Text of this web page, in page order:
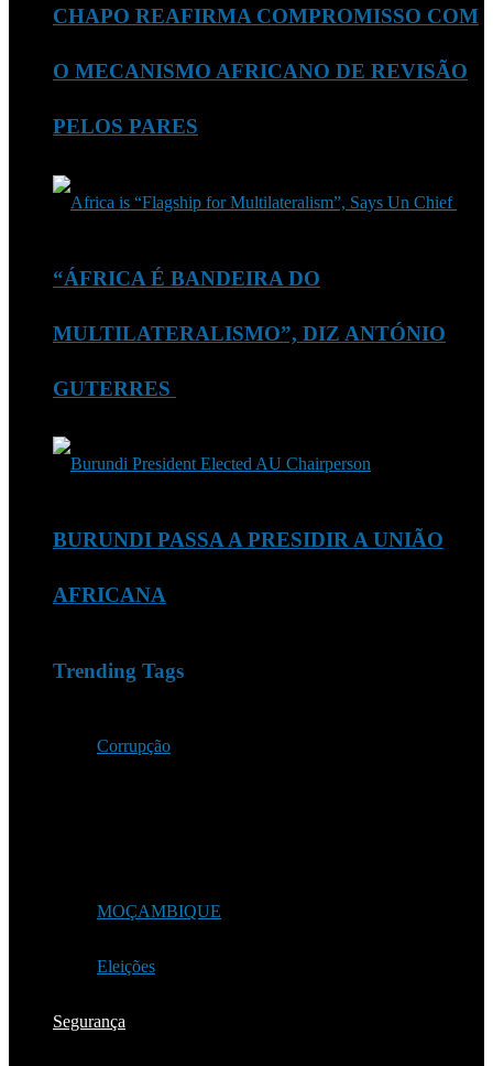
CHAPO REAFIRMA COMPROMISSO COM
O MECANISMO AFRICANO DE REVISÃO
PELOS PARES
“ÁFRICA É BANDEIRA DO
MULTILATERALISMO”, DIZ ANTÓNIO
GUTERRES
BURUNDI PASSA A PRESIDIR A UNIÃO
AFRICANA
Trending Tags
Corrupção
MOÇAMBIQUE
Eleições
Segurança